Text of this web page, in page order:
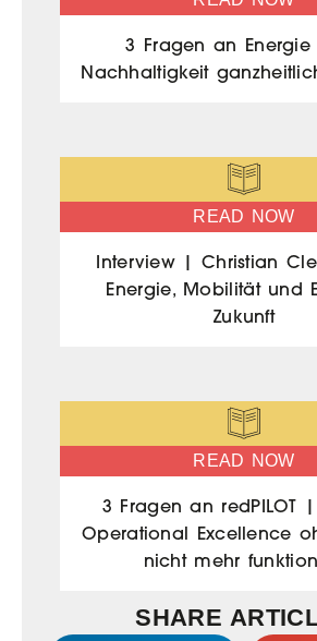
3 Fragen an Energie
Nachhaltigkeit
READ NOW
Interview | Christian
Energie, Mobilität und
Zukunft
READ NOW
3 Fragen an redPILOT
Operational Excellence
nicht mehr
SHARE